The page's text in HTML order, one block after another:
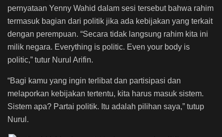
pernyataan Yenny Wahid dalam sesi tersebut bahwa rahim
termasuk bagian dari politik jika ada kebijakan yang terkait
dengan perempuan. “Secara tidak langsung rahim kita ini
milik negara. Everything is politic. Even your body is
politic,” tutur Nurul Arifin.
“Bagi kamu yang ingin terlibat dan partisipasi dan
melaporkan kebijakan tertentu, kita harus masuk sistem.
Sistem apa? Partai politik. Itu adalah pilihan saya,” tutup
Nurul.